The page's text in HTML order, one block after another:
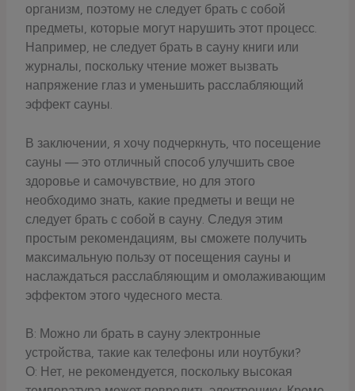
организм, поэтому не следует брать с собой
предметы, которые могут нарушить этот процесс.
Например, не следует брать в сауну книги или
журналы, поскольку чтение может вызвать
напряжение глаз и уменьшить расслабляющий
эффект сауны.
В заключении, я хочу подчеркнуть, что посещение
сауны — это отличный способ улучшить свое
здоровье и самочувствие, но для этого
необходимо знать, какие предметы и вещи не
следует брать с собой в сауну. Следуя этим
простым рекомендациям, вы сможете получить
максимальную пользу от посещения сауны и
наслаждаться расслабляющим и омолаживающим
эффектом этого чудесного места.
В: Можно ли брать в сауну электронные
устройства, такие как телефоны или ноутбуки?
О: Нет, не рекомендуется, поскольку высокая